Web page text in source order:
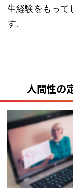
生経験をもって
す。
人間性の